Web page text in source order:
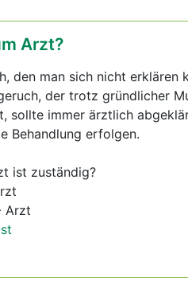
Arzt?
den man sich nicht erklären
der trotz gründlicher
sollte immer ärztlich
Behandlung erfolgen.
ist zuständig?
Arzt